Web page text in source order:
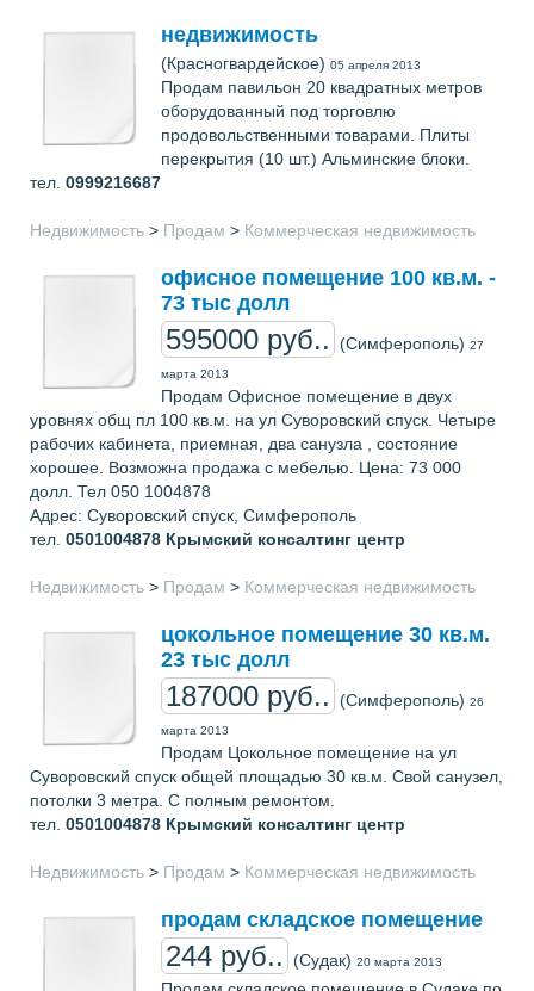
недвижимость
(Красногвардейское) 05 апреля 2013
Продам павильон 20 квадратных метров
оборудованный под торговлю
продовольственными товарами. Плиты
перекрытия (10 шт.) Альминские блоки.
тел. 0999216687
Недвижимость > Продам > Коммерческая недвижимость
офисное помещение 100 кв.м. -
73 тыс долл
595000 руб.. (Симферополь) 27
марта 2013
Продам Офисное помещение в двух
уровнях общ пл 100 кв.м. на ул Суворовский спуск. Четыре
рабочих кабинета, приемная, два санузла , состояние
хорошее. Возможна продажа с мебелью. Цена: 73 000
долл. Тел 050 1004878
Адрес: Суворовский спуск, Симферополь
тел. 0501004878 Крымский консалтинг центр
Недвижимость > Продам > Коммерческая недвижимость
цокольное помещение 30 кв.м.
23 тыс долл
187000 руб.. (Симферополь) 26
марта 2013
Продам Цокольное помещение на ул
Суворовский спуск общей площадью 30 кв.м. Свой санузел,
потолки 3 метра. С полным ремонтом.
тел. 0501004878 Крымский консалтинг центр
Недвижимость > Продам > Коммерческая недвижимость
продам складское помещение
244 руб.. (Судак) 20 марта 2013